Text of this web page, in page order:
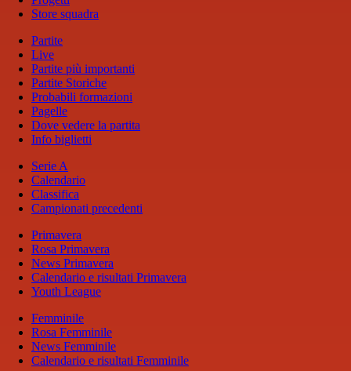
Store squadra
Partite
Live
Partite più importanti
Partite Storiche
Probabili formazioni
Pagelle
Dove vedere la partita
Info biglietti
Serie A
Calendario
Classifica
Campionati precedenti
Primavera
Rosa Primavera
News Primavera
Calendario e risultati Primavera
Youth League
Femminile
Rosa Femminile
News Femminile
Calendario e risultati Femminile